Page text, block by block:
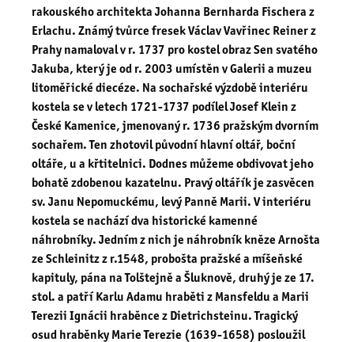
rakouského architekta Johanna Bernharda Fischera z
Erlachu. Známý tvůrce fresek Václav Vavřinec Reiner z
Prahy namaloval v r. 1737 pro kostel obraz Sen svatého
Jakuba, který je od r. 2003 umístěn v Galerii a muzeu
litoměřické diecéze. Na sochařské výzdobě interiéru
kostela se v letech 1721-1737 podílel Josef Klein z
České Kamenice, jmenovaný r. 1736 pražským dvorním
sochařem. Ten zhotovil původní hlavní oltář, boční
oltáře, u a křtitelnici. Dodnes můžeme obdivovat jeho
bohatě zdobenou kazatelnu. Pravý oltářík je zasvěcen
sv. Janu Nepomuckému, levý Panně Marii. V interiéru
kostela se nachází dva historické kamenné
náhrobníky. Jedním z nich je náhrobník kněze Arnošta
ze Schleinitz z r.1548, probošta pražské a míšeňské
kapituly, pána na Tolštejně a Šluknově, druhý je ze 17.
stol. a patří Karlu Adamu hraběti z Mansfeldu a Marii
Terezii Ignácii hraběnce z Dietrichsteinu. Tragický
osud hraběnky Marie Terezie (1639-1658) posloužil